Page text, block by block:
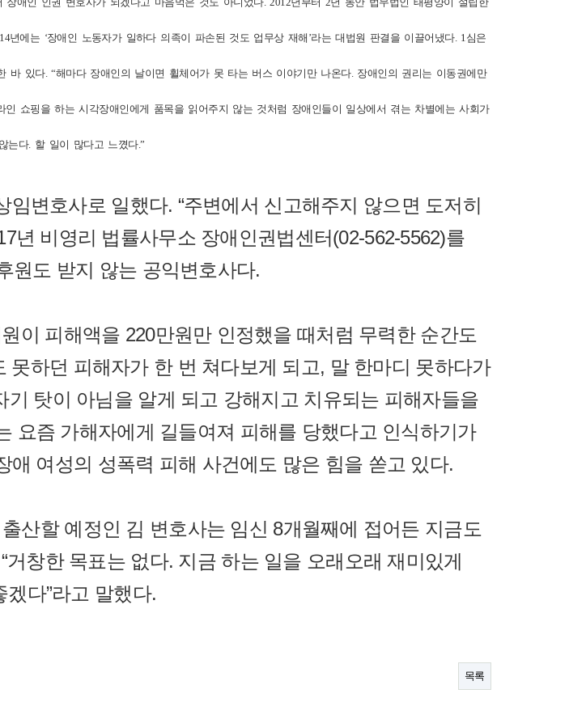
에는 ‘장애인 노동자가 일하다 의족이 파손된 것도 업무상 재해’라는 대법원 판결을 이끌어냈다. 1심은
있다. “해마다 장애인의 날이면 휠체어가 못 타는 버스 이야기만 나온다. 장애인의 권리는 이동권에만
쇼핑을 하는 시각장애인에게 품목을 읽어주지 않는 것처럼 장애인들이 일상에서 겪는 차별에는 사회가
는다. 할 일이 많다고 느꼈다.”
변호사로 일했다. “주변에서 신고해주지 않으면 도저히
년 비영리 법률사무소 장애인권법센터(02-562-5562)를
원도 받지 않는 공익변호사다.
이 피해액을 220만원만 인정했을 때처럼 무력한 순간도
못하던 피해자가 한 번 쳐다보게 되고, 말 한마디 못하다가
탓이 아님을 알게 되고 강해지고 치유되는 피해자들을
요즘 가해자에게 길들여져 피해를 당했다고 인식하기가
애 여성의 성폭력 피해 사건에도 많은 힘을 쏟고 있다.
산할 예정인 김 변호사는 임신 8개월째에 접어든 지금도
창한 목표는 없다. 지금 하는 일을 오래오래 재미있게
겠다”라고 말했다.
목록